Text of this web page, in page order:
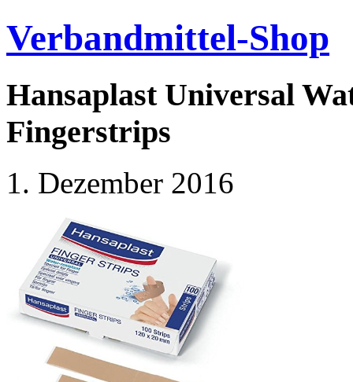
Verbandmittel-Shop
Hansaplast Universal
Fingerstrips
1. Dezember 2016